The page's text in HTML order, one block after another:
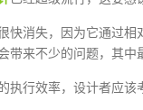
快消失，因为它通过
带来不少的问题，其中
执行效率，设计者应该